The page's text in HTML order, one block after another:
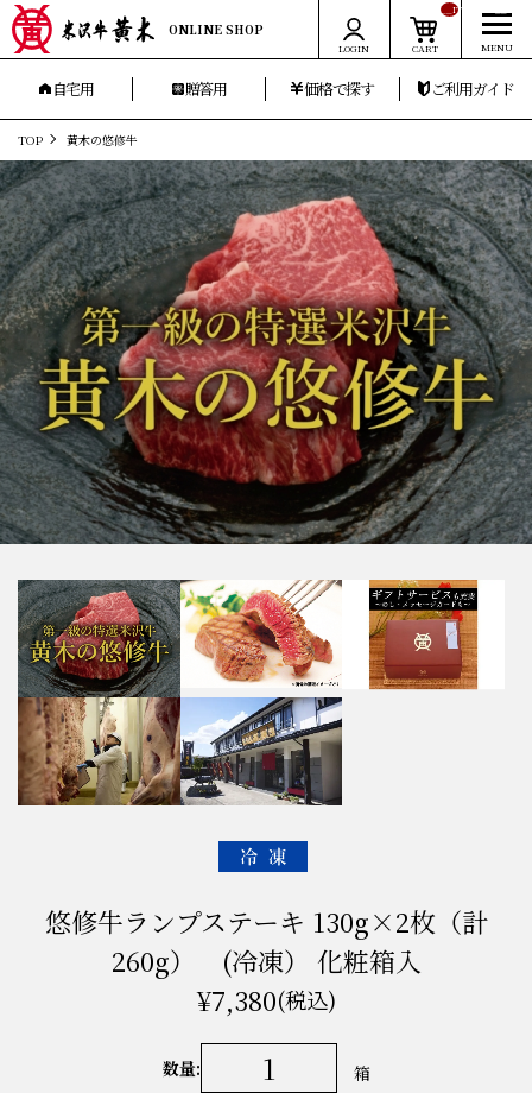
ONLINE SHOP
LOGIN CART
__ITM_CNT__
自宅用 贈答用 価格で探す ご利用ガイド
TOP 黄木の悠修牛
悠修牛ランプステーキ 130g×2枚（計
260g） (冷凍） 化粧箱入
¥7,380(税込)
数量: 箱